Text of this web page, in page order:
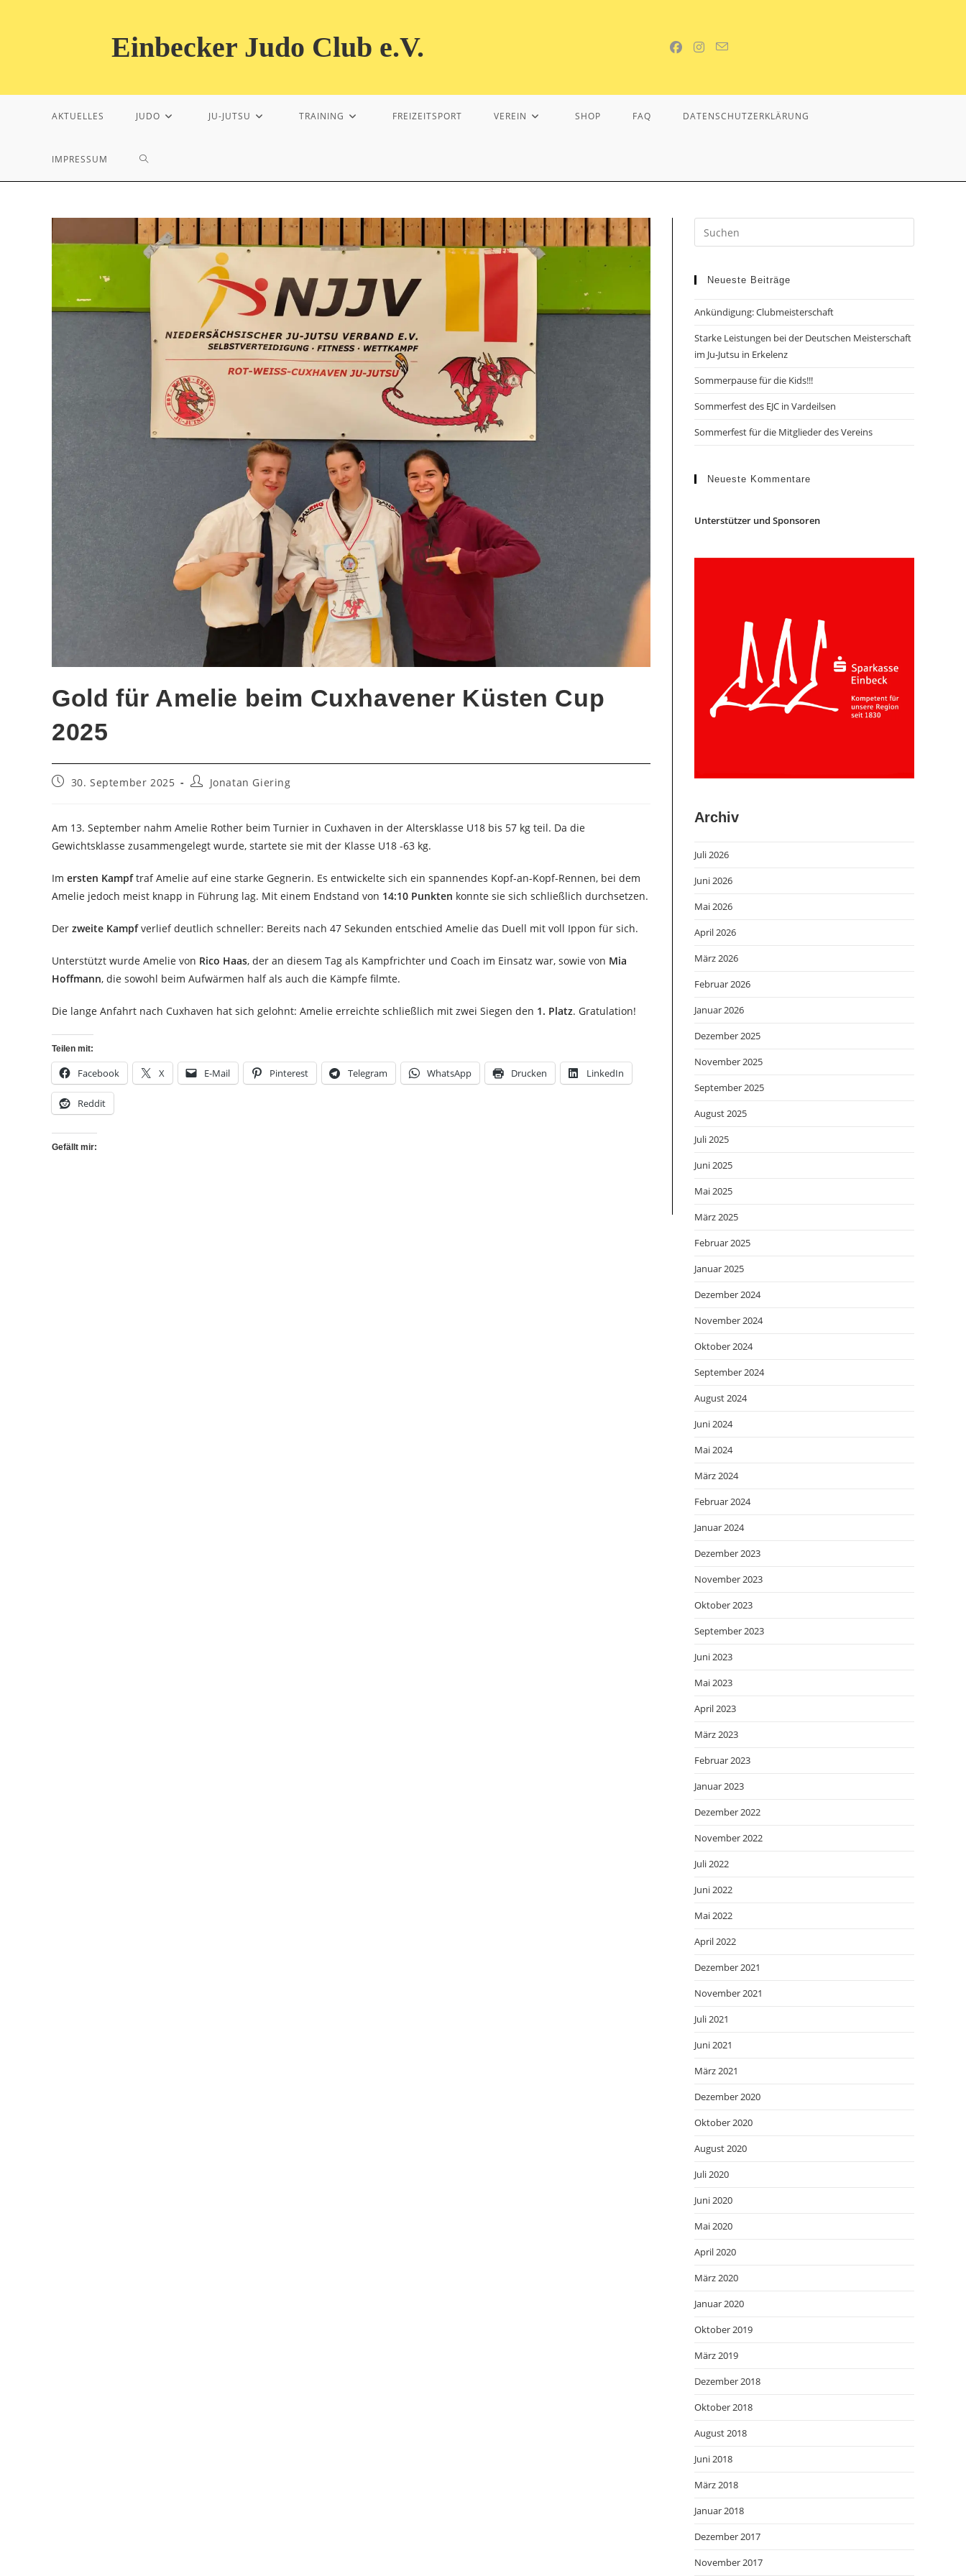
Einbecker Judo Club e.V.
AKTUELLES JUDO JU-JUTSU TRAINING FREIZEITSPORT VEREIN SHOP FAQ DATENSCHUTZERKLÄRUNG
IMPRESSUM WEBSITE-
UMSCHALTEN
Gold für Amelie beim Cuxhavener Küsten Cup
2025
Beitrag30. September 2025
Beitrags-
Jonatan Giering
Am 13. September nahm Amelie Rother beim Turnier in Cuxhaven in der Altersklasse U18 bis 57 kg teil. Da die
Gewichtsklasse zusammengelegt wurde, startete sie mit der Klasse U18 -63 kg.
Im ersten Kampftraf Amelie auf eine starke Gegnerin. Es entwickelte sich ein spannendes Kopf-an-Kopf-Rennen, bei dem
Amelie jedoch meist knapp in Führung lag. Mit einem Endstand von 14:10 Punkten konnte sie sich schließlich durchsetzen.
Der zweite Kampfverlief deutlich schneller: Bereits nach 47 Sekunden entschied Amelie das Duell mit voll Ippon für sich.
Unterstützt wurde Amelie von Rico Haas, der an diesem Tag als Kampfrichter und Coach im Einsatz war, sowie von Mia
Hoffmann, die sowohl beim Aufwärmen half als auch die Kämpfe filmte.
Die lange Anfahrt nach Cuxhaven hat sich gelohnt: Amelie erreichte schließlich mit zwei Siegen den 1. Platz. Gratulation!
Teilen mit:
Facebook X E-Mail Pinterest Telegram WhatsApp Drucken LinkedIn
Reddit
Gefällt mir:
Neueste Beiträge
Ankündigung: Clubmeisterschaft
Starke Leistungen bei der Deutschen Meisterschaft
im Ju-Jutsu in Erkelenz
Sommerpause für die Kids!!!
Sommerfest des EJC in Vardeilsen
Sommerfest für die Mitglieder des Vereins
Neueste Kommentare
Unterstützer und Sponsoren
Archiv
Juli 2026
Juni 2026
Mai 2026
April 2026
März 2026
Februar 2026
Januar 2026
Dezember 2025
November 2025
September 2025
August 2025
Juli 2025
Juni 2025
Mai 2025
März 2025
Februar 2025
Januar 2025
Dezember 2024
November 2024
Oktober 2024
September 2024
August 2024
Juni 2024
Mai 2024
März 2024
Februar 2024
Januar 2024
Dezember 2023
November 2023
Oktober 2023
September 2023
Juni 2023
Mai 2023
April 2023
März 2023
Februar 2023
Januar 2023
Dezember 2022
November 2022
Juli 2022
Juni 2022
Mai 2022
April 2022
Dezember 2021
November 2021
Juli 2021
Juni 2021
März 2021
Dezember 2020
Oktober 2020
August 2020
Juli 2020
Juni 2020
Mai 2020
April 2020
März 2020
Januar 2020
Oktober 2019
März 2019
Dezember 2018
Oktober 2018
August 2018
Juni 2018
März 2018
Januar 2018
Dezember 2017
November 2017